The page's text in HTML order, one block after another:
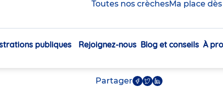
Toutes nos crèchesMa place
Navigation
publiques Rejoignez-nous Blog et conseils À
JPB
Partager